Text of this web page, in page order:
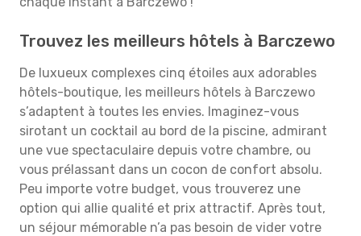
Trouvez les meilleurs hôtels à Barczewo
De luxueux complexes cinq étoiles aux adorables
hôtels-boutique, les meilleurs hôtels à Barczewo
s’adaptent à toutes les envies. Imaginez-vous
sirotant un cocktail au bord de la piscine, admirant
une vue spectaculaire depuis votre chambre, ou
vous prélassant dans un cocon de confort absolu.
Peu importe votre budget, vous trouverez une
option qui allie qualité et prix attractif. Après tout,
un séjour mémorable n’a pas besoin de vider votre